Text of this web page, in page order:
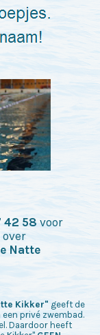
42 58 voor
Natte
Kikker" geeft de
privé zwembad.
Daardoor heeft